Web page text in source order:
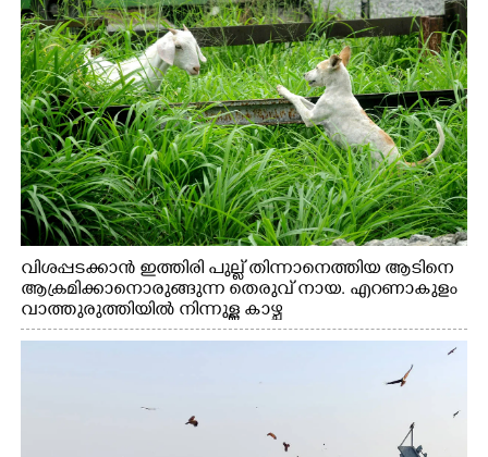
വിശപ്പടക്കാൻ ഇത്തിരി പുല്ല് തിന്നാനെത്തിയ ആടിനെ
ആക്രമിക്കാനൊരുങ്ങുന്ന തെരുവ് നായ. എറണാകുളം
വാത്തുരുത്തിയിൽ നിന്നുള്ള കാഴ്ച